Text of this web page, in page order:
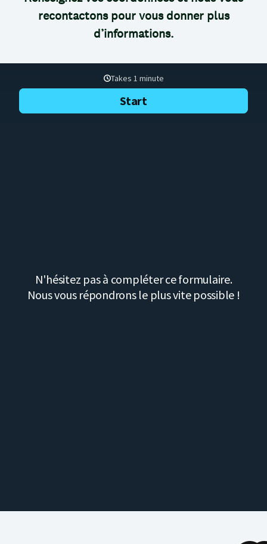
recontactons pour vous donner plus
d’informations.